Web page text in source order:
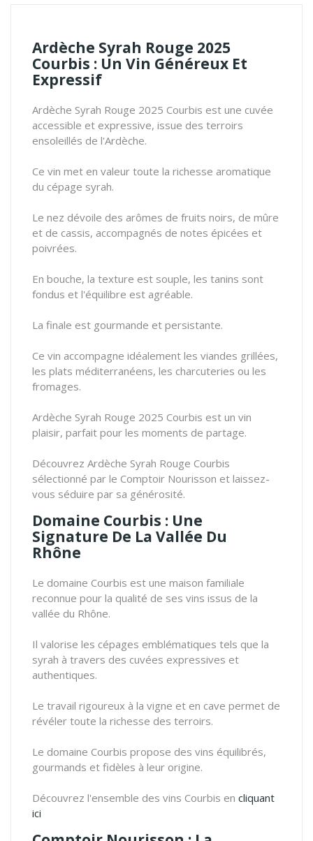
Ardèche Syrah Rouge 2025
Courbis : Un Vin Généreux Et
Expressif
Ardèche Syrah Rouge 2025 Courbis est une cuvée
accessible et expressive, issue des terroirs
ensoleillés de l'Ardèche.
Ce vin met en valeur toute la richesse aromatique
du cépage syrah.
Le nez dévoile des arômes de fruits noirs, de mûre
et de cassis, accompagnés de notes épicées et
poivrées.
En bouche, la texture est souple, les tanins sont
fondus et l'équilibre est agréable.
La finale est gourmande et persistante.
Ce vin accompagne idéalement les viandes grillées,
les plats méditerranéens, les charcuteries ou les
fromages.
Ardèche Syrah Rouge 2025 Courbis est un vin
plaisir, parfait pour les moments de partage.
Découvrez Ardèche Syrah Rouge Courbis
sélectionné par le Comptoir Nourisson et laissez-
vous séduire par sa générosité.
Domaine Courbis : Une
Signature De La Vallée Du
Rhône
Le domaine Courbis est une maison familiale
reconnue pour la qualité de ses vins issus de la
vallée du Rhône.
Il valorise les cépages emblématiques tels que la
syrah à travers des cuvées expressives et
authentiques.
Le travail rigoureux à la vigne et en cave permet de
révéler toute la richesse des terroirs.
Le domaine Courbis propose des vins équilibrés,
gourmands et fidèles à leur origine.
Découvrez l'ensemble des vins Courbis en cliquant
ici